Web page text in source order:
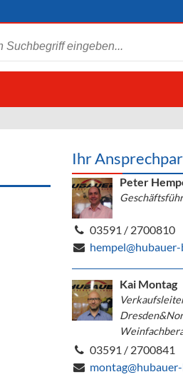
Ihr
Peter
03591 / 2700810
Kai Montag
03591 / 2700841